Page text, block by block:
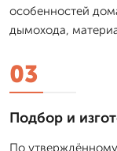
особенностей
дымохода,
03
Подбор и
По